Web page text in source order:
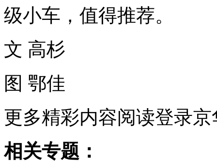
级小车，值得推荐。
文 高杉
图 鄂佳
更多精彩内容阅读登录京
相关专题：